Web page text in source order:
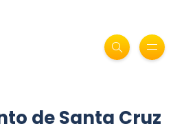
de Santa Cruz